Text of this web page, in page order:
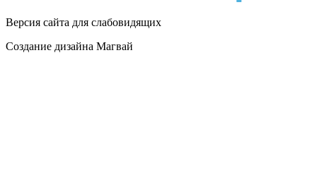
Версия сайта для слабовидящих
Создание дизайна Магвай